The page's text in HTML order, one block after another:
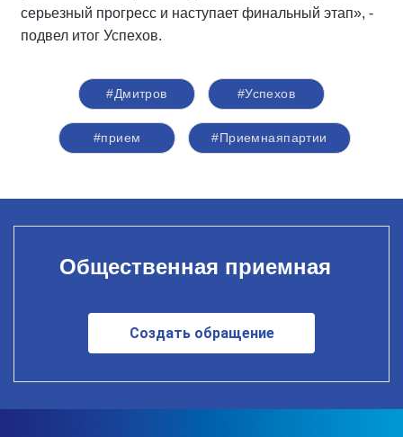
серьезный прогресс и наступает финальный этап», -
подвел итог Успехов.
#Дмитров #Успехов
#прием #Приемнаяпартии
Общественная приемная
Создать обращение